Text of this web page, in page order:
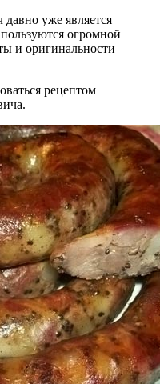
уже является
огромной
и оригинальности
рецептом